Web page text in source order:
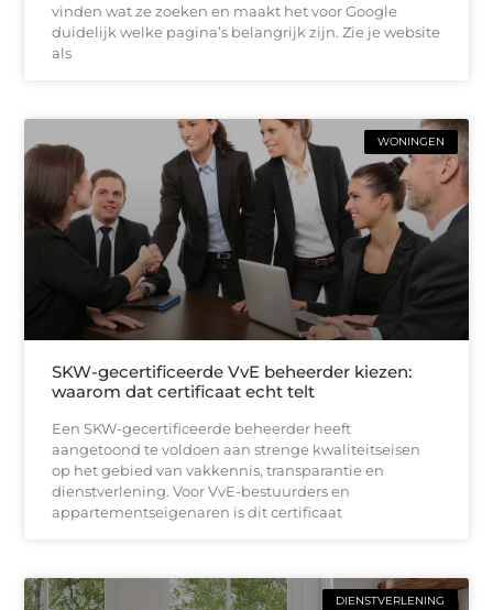
vinden wat ze zoeken en maakt het voor Google
duidelijk welke pagina’s belangrijk zijn. Zie je website
als
WONINGEN
SKW-gecertificeerde VvE beheerder kiezen:
waarom dat certificaat echt telt
Een SKW-gecertificeerde beheerder heeft
aangetoond te voldoen aan strenge kwaliteitseisen
op het gebied van vakkennis, transparantie en
dienstverlening. Voor VvE-bestuurders en
appartementseigenaren is dit certificaat
DIENSTVERLENING